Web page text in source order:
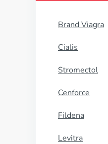
Brand Viagra
Cialis
Stromectol
Cenforce
Fildena
Levitra